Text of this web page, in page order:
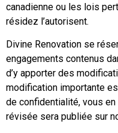
canadienne ou les lois
résidez l’autorisent.
Divine Renovation se
engagements contenus
d’y apporter des
modification importante
de confidentialité, vous
révisée sera publiée sur